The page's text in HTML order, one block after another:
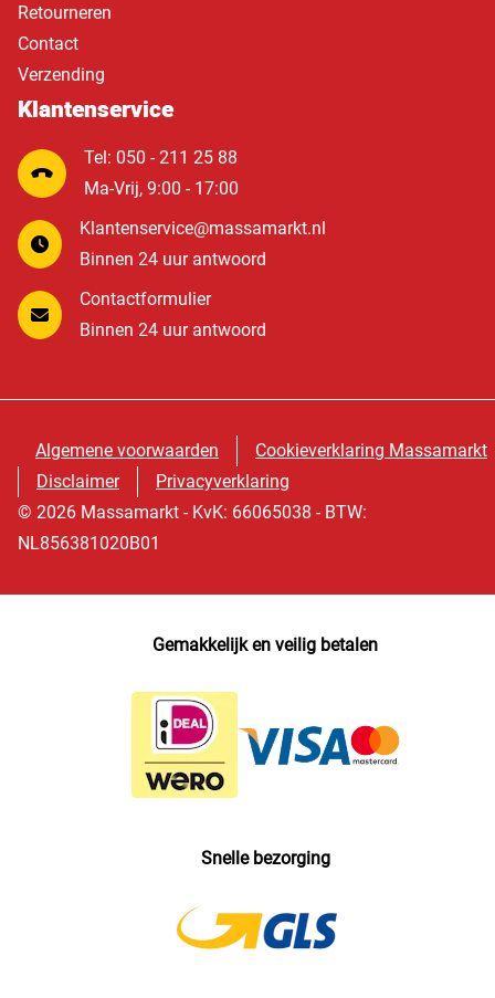
Retourneren
Contact
Verzending
Klantenservice
Tel: 050 - 211 25 88
Ma-Vrij, 9:00 - 17:00
Klantenservice@massamarkt.nl
Binnen 24 uur antwoord
Contactformulier
Binnen 24 uur antwoord
Algemene voorwaarden
Cookieverklaring Massamarkt
Disclaimer
Privacyverklaring
© 2026 Massamarkt - KvK: 66065038 - BTW:
NL856381020B01
Gemakkelijk en veilig betalen
Snelle bezorging